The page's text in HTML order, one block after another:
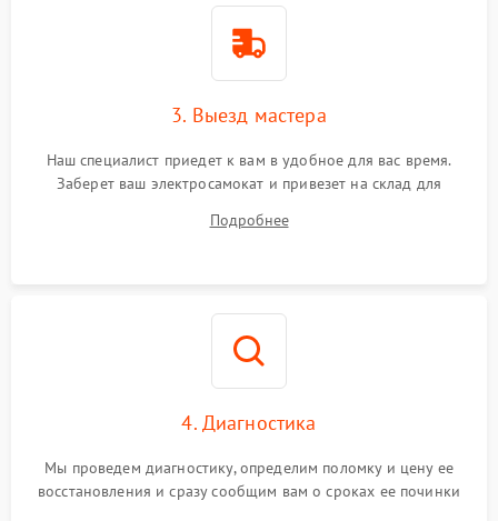
3. Выезд мастера
Наш специалист приедет к вам в удобное для вас время.
Заберет ваш электросамокат и привезет на склад для
Подробнее
4. Диагностика
Мы проведем диагностику, определим поломку и цену ее
восстановления и сразу сообщим вам о сроках ее починки